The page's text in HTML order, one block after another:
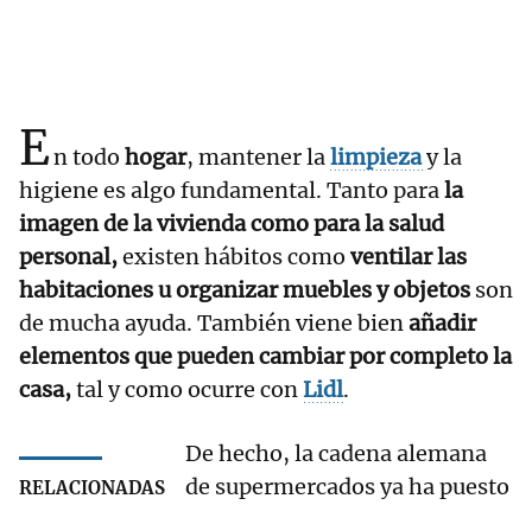
En todo hogar, mantener lalimpiezay la
higiene es algo fundamental. Tanto parala
imagen de la vivienda como para la salud
personal,existen hábitos como ventilar las
habitaciones u organizar muebles y objetos son
de mucha ayuda. También viene bienañadir
elementos que pueden cambiar por completo la
casa,tal y como ocurre conLidl.
RELACIONADAS
De hecho, la cadena alemana
de supermercados ya ha puesto